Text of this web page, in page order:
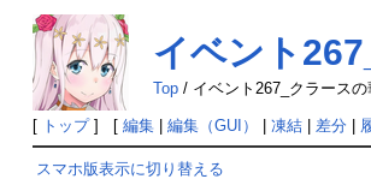
イベント
Top/ イベント267_クラースの
[ トップ] [ 編集| 編集（GUI） 凍結| 差分|
スマホ版表示に切り替える